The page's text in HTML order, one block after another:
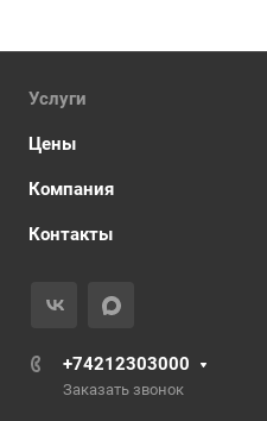
Услуги
Цены
Компания
Контакты
+74212303000
Заказать звонок